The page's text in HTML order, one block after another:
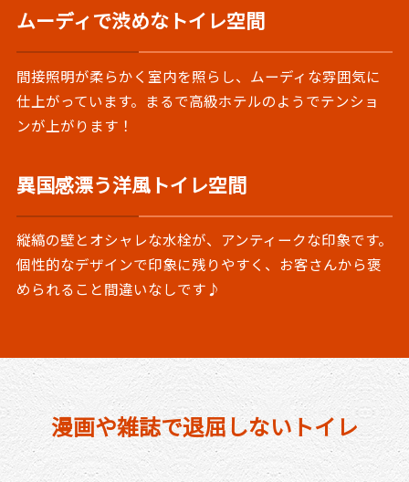
ムーディで渋めなトイレ空間
間接照明が柔らかく室内を照らし、ムーディな雰囲気に
仕上がっています。まるで高級ホテルのようでテンショ
ンが上がります！
異国感漂う洋風トイレ空間
縦縞の壁とオシャレな水栓が、アンティークな印象です。
個性的なデザインで印象に残りやすく、お客さんから褒
められること間違いなしです♪
漫画や雑誌で退屈しないトイレ